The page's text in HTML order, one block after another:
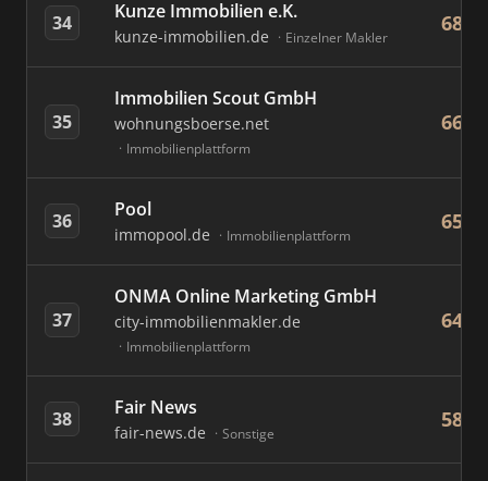
34 Kunze Immobilien e.K.
kunze-immobilien.de Einzelner Makler
68
35
Immobilien Scout GmbH
wohnungsboerse.net
Immobilienplattform
66
36 Pool
immopool.de Immobilienplattform
65
37
ONMA Online Marketing GmbH
city-immobilienmakler.de
Immobilienplattform
64
38 Fair News
fair-news.de Sonstige
58